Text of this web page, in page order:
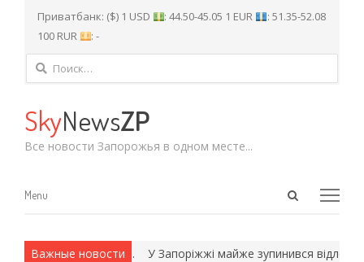
Приватбанк: ($) 1 USD : 44.50-45.05 1 EUR
: 51.35-52.08
100 RUR
: -
Найти:
SkyNewsZP
Все новости Запорожья в одном месте...
Open
Menu
Menu
Важные новости
и армейские методы. У Запоріжжі майже зупинився відлов і